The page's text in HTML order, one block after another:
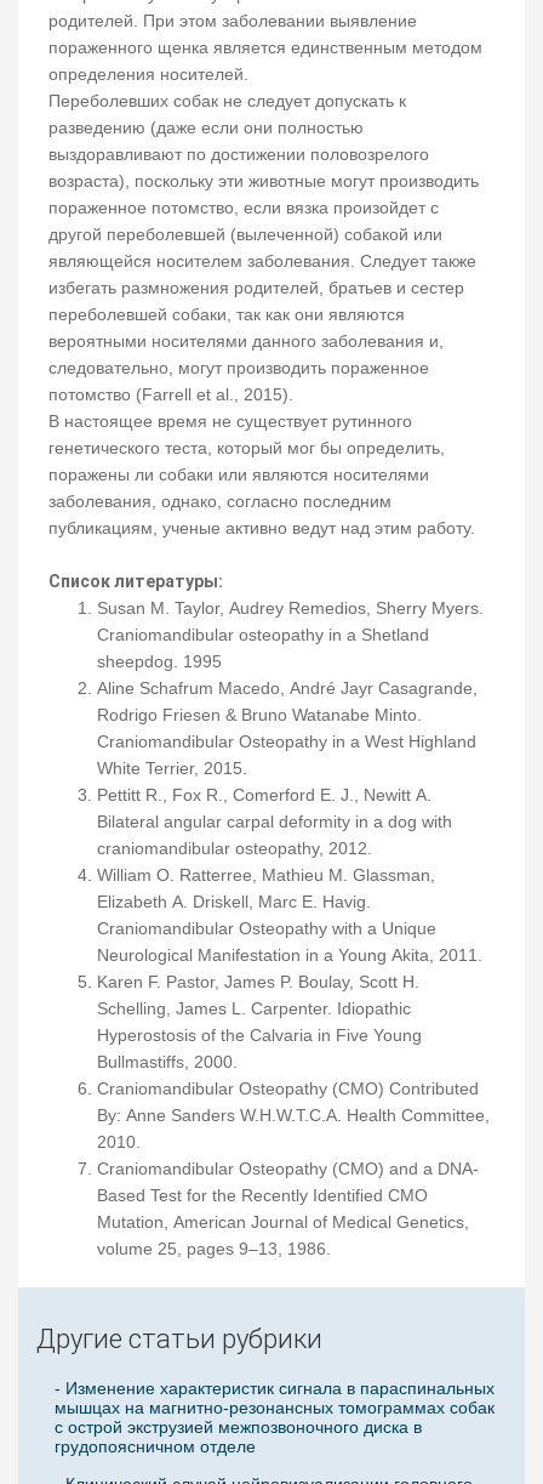
родителей. При этом заболевании выявление
пораженного щенка является единственным методом
определения носителей.
Переболевших собак не следует допускать к
разведению (даже если они полностью
выздоравливают по достижении половозрелого
возраста), поскольку эти животные могут производить
пораженное потомство, если вязка произойдет с
другой переболевшей (вылеченной) собакой или
являющейся носителем заболевания. Следует также
избегать размножения родителей, братьев и сестер
переболевшей собаки, так как они являются
вероятными носителями данного заболевания и,
следовательно, могут производить пораженное
потомство (Farrell et al., 2015).
В настоящее время не существует рутинного
генетического теста, который мог бы определить,
поражены ли собаки или являются носителями
заболевания, однако, согласно последним
публикациям, ученые активно ведут над этим работу.
Список литературы:
Susan M. Taylor, Audrey Remedios, Sherry Myers.
Craniomandibular osteopathy in a Shetland
sheepdog. 1995
Aline Schafrum Macedo, André Jayr Casagrande,
Rodrigo Friesen & Bruno Watanabe Minto.
Craniomandibular Osteopathy in a West Highland
White Terrier, 2015.
Pettitt R., Fox R., Comerford E. J., Newitt A.
Bilateral angular carpal deformity in a dog with
craniomandibular osteopathy, 2012.
William O. Ratterree, Mathieu M. Glassman,
Elizabeth A. Driskell, Marc E. Havig.
Craniomandibular Osteopathy with a Unique
Neurological Manifestation in a Young Akita, 2011.
Karen F. Pastor, James P. Boulay, Scott H.
Schelling, James L. Carpenter. Idiopathic
Hyperostosis of the Calvaria in Five Young
Bullmastiffs, 2000.
Craniomandibular Osteopathy (CMO) Contributed
By: Anne Sanders W.H.W.T.C.A. Health Committee,
2010.
Craniomandibular Osteopathy (CMO) and a DNA-
Based Test for the Recently Identified CMO
Mutation, American Journal of Medical Genetics,
volume 25, pages 9–13, 1986.
Другие статьи рубрики
- Изменение характеристик сигнала в параспинальных
мышцах на магнитно-резонансных томограммах собак
с острой экструзией межпозвоночного диска в
грудопоясничном отделе